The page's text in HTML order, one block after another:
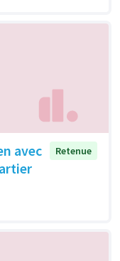
avec
Retenue